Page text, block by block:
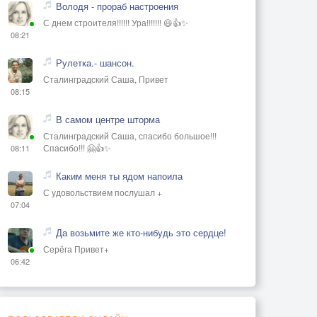
08:21
Володя - прораб настроения
С днем строителя!!!!!! Ура!!!!!!! 😃👍✨
08:15
Рулетка.- шансон.
Сталинградский Саша, Привет
08:11
В самом центре шторма
Сталинградский Саша, спасибо большое!!!
Спасибо!!! 🤗👍✨
07:04
Каким меня ты ядом напоила
С удовольствием послушал +
06:42
Да возьмите же кто-нибудь это сердце!
Серёга Привет+